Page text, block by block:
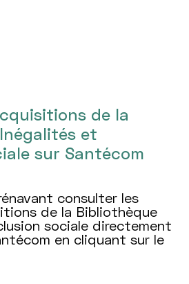
de la
et
sur Santécom
consulter les
de la Bibliothèque
sociale directement
en cliquant sur le